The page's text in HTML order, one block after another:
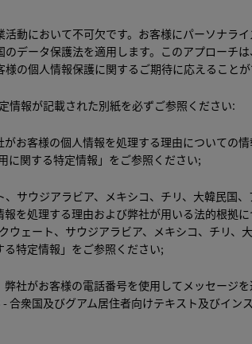
動において不可欠です。お客様にパーソナラ
データ保護法を適用します。このアプローチ
の個人情報保護に関するご期待に応えること
情報が記載された別紙を必ずご参照ください:
お客様の個人情報を処理する理由についての情
に関する特定情報 」をご参照ください;
サウジアラビア、メキシコ、チリ、大韓民国、
を処理する理由および弊社が用いる法的根拠
ェート、サウジアラビア、メキシコ、チリ、大
る特定情報 」をご参照ください;
社がお客様の電話番号を使用してメッセージを
- 合衆国及びグアム居住者向けテキスト及びイン